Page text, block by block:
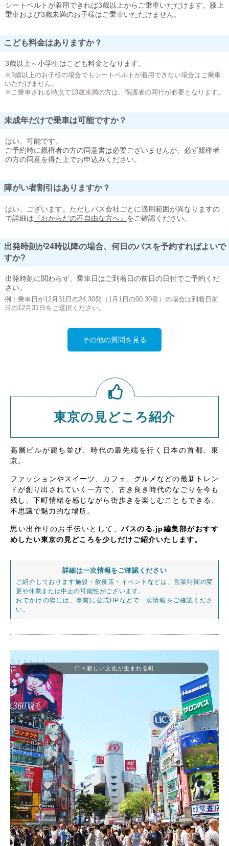
シートベルトが着用できれば3歳以上からご乗車いただけます。膝上
乗車および3歳未満のお子様はご乗車いただけません。
こども料金はありますか？
3歳以上～小学生はこども料金となります。
※3歳以上のお子様の場合でもシートベルトが着用できない場合はご乗車
いただけません。
※ご乗車される時点で13歳未満の方は、保護者の同行が必要となります。
未成年だけで乗車は可能ですか？
はい、可能です。
ご予約時に親権者の方の同意書は必要ございませんが、必ず親権者
の方の同意を得た上でお申込みください。
障がい者割引はありますか？
はい、ございます。ただしバス会社ごとに適用範囲が異なりますの
で詳細は 『おからだの不自由な方へ』 をご確認ください。
出発時刻が24時以降の場合、何日のバスを予約すればよいで
すか?
出発時刻に関わらず、乗車日はご到着日の前日の日付でご予約くだ
さい。
例：乗車日が12月31日の24:30発（1月1日の00:30発）の場合は到着日前
日の12月31日をご選択ください。
その他の質問を見る
東京の見どころ紹介
高層ビルが建ち並び、時代の最先端を行く日本の首都、東
京。
ファッションやスイーツ、カフェ、グルメなどの最新トレン
ドが創り出されていく一方で、古き良き時代のなごりを今も
残し、下町情緒を感じながら街歩きを楽しむこともできる、
不思議で魅力的な場所。
思い出作りのお手伝いとして、バスのる.jp編集部がおすす
めしたい東京の見どころを少しだけご紹介いたします。
詳細は一次情報をご確認ください
ご紹介しております施設・飲食店・イベントなどは、営業時間の変
更や休業または中止の可能性がございます。
おでかけの際には、事前に公式HPなどで一次情報をご確認くださ
い。
日々新しい文化が生まれる町